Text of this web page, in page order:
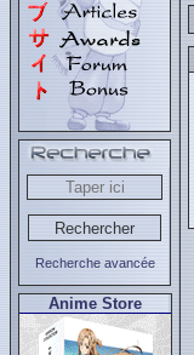
Recherche avancée
Anime Store